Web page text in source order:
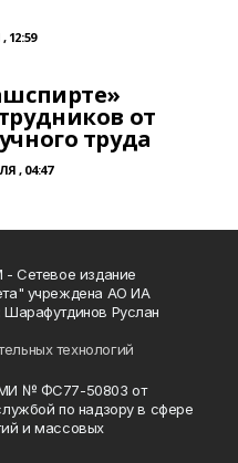
12:59
от
труда
, 04:47
- Сетевое издание
учреждена АО ИА
Руслан
технологий
№ ФС77-50803 от
по надзору в сфере
и массовых